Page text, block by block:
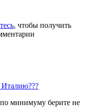
, чтобы получить
Италию???
по минимуму берите не